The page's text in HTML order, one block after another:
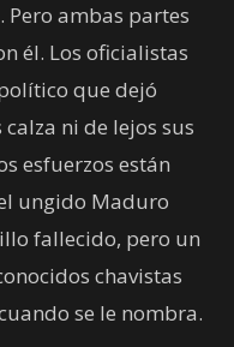
ambas partes
él. Los oficialistas
que dejó
ni de lejos sus
esfuerzos están
ungido Maduro
fallecido, pero un
chavistas
se le nombra.